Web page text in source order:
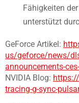
Fähigkeiten
unterstützt
GeForce Artikel:
us/geforce/news/
announcements-
NVIDIA Blog:
tracing-g-sync-